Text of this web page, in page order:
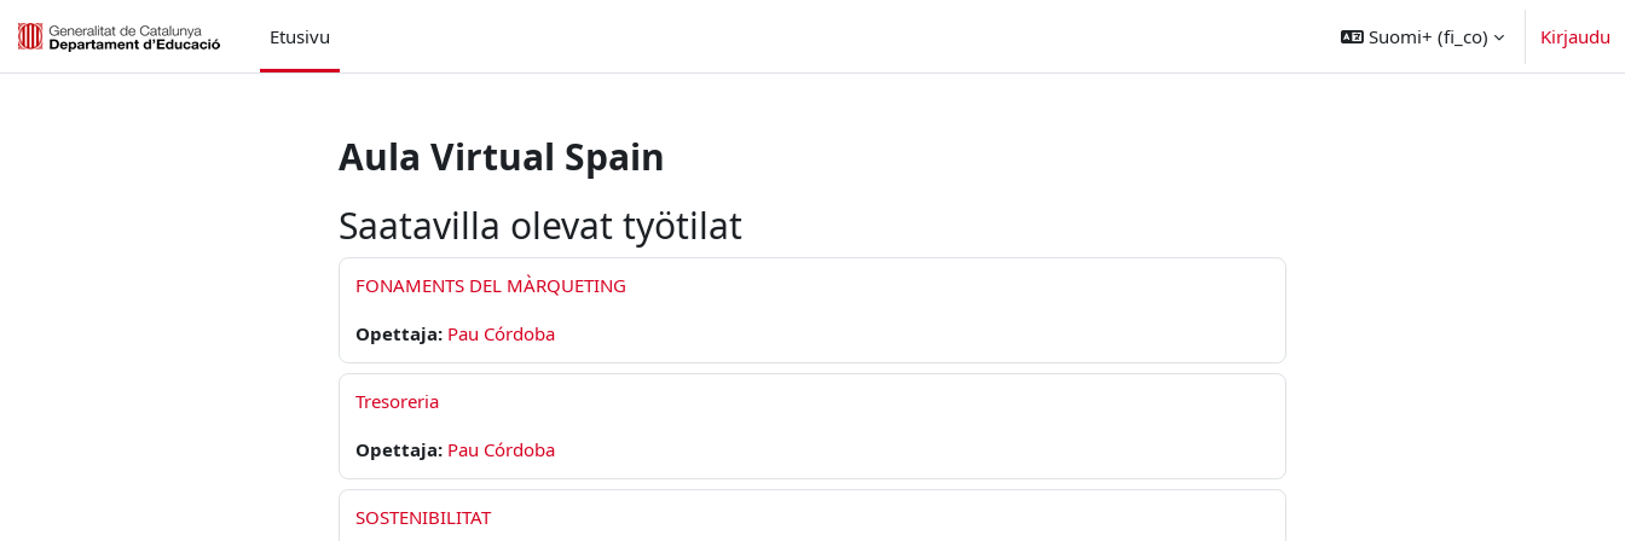
Etusivu
Suomi+ ‎(fi_co)‎ Kirjaudu
Aula Virtual Spain
Saatavilla olevat työtilat
FONAMENTS DEL MÀRQUETING
Opettaja: Pau Córdoba
Tresoreria
Opettaja: Pau Córdoba
SOSTENIBILITAT